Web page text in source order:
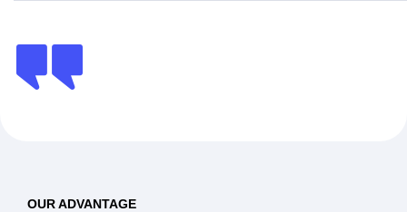
OUR ADVANTAGE